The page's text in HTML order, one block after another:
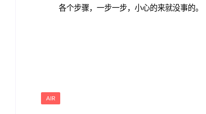
各个步骤，一步一步，小心的来就没事的。
AIR